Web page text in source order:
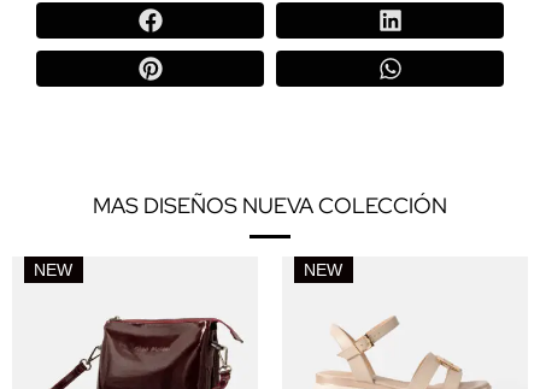
MAS DISEÑOS NUEVA COLECCIÓN
NEW NEW